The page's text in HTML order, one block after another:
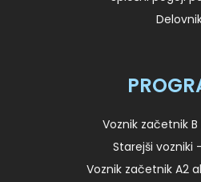
Voznik začetnik
Starejši vozniki
Voznik začetnik A2